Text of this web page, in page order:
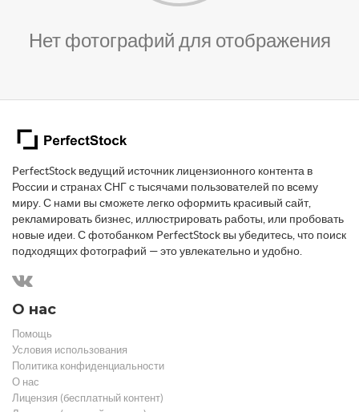
Нет фотографий для отображения
PerfectStock ведущий источник лицензионного контента в
России и странах СНГ с тысячами пользователей по всему
миру. С нами вы сможете легко оформить красивый сайт,
рекламировать бизнес, иллюстрировать работы, или пробовать
новые идеи. С фотобанком PerfectStock вы убедитесь, что поиск
подходящих фотографий — это увлекательно и удобно.
О нас
Помощь
Условия использования
Политика конфиденциальности
О нас
Лицензия (бесплатный контент)